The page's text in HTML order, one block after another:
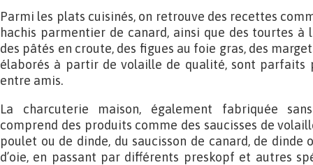
Parmi les plats cuisinés, on retrouve des recettes
hachis parmentier de canard, ainsi que des tourtes à
des pâtés en croute, des figues au foie gras, des
élaborés à partir de volaille de qualité, sont parfaits
entre amis.
La charcuterie maison, également fabriquée
comprend des produits comme des saucisses de
poulet ou de dinde, du saucisson de canard, de dinde
d’oie, en passant par différents preskopf et autres